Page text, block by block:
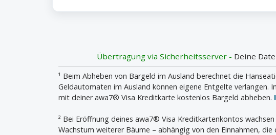
Übertragung via Sicherheitsserver - Deine
¹ Beim Abheben von Bargeld im Ausland berechnet die
Geldautomaten im Ausland können eigene Entgelte verlangen.
mit deiner awa7® Visa Kreditkarte kostenlos Bargeld abheben.
² Bei Eröffnung deines awa7® Visa Kreditkartenkontos
Wachstum weiterer Bäume – abhängig von den Einnahmen,